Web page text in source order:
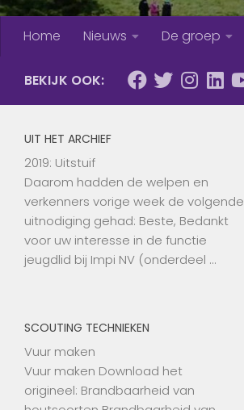
Home Nieuws De groep
BEKIJK OOK:
UIT HET ARCHIEF
2019: Uitstuif
Daarom hadden de welpen en
verkenners vorige week de volgende
uitnodiging gehad: Beste, Bedankt
voor uw interesse in de functie
jeugdlid bij Impi NV (onderdeel …
SCOUTING TECHNIEKEN
Vuur maken
Vuur maken Download het
origineel: Brandbaarheid van